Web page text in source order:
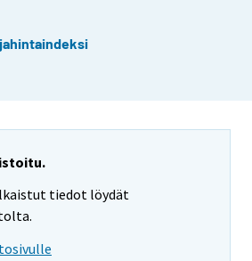
tiedot löydät